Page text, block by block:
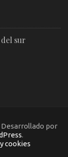
del sur
por
.
cookies